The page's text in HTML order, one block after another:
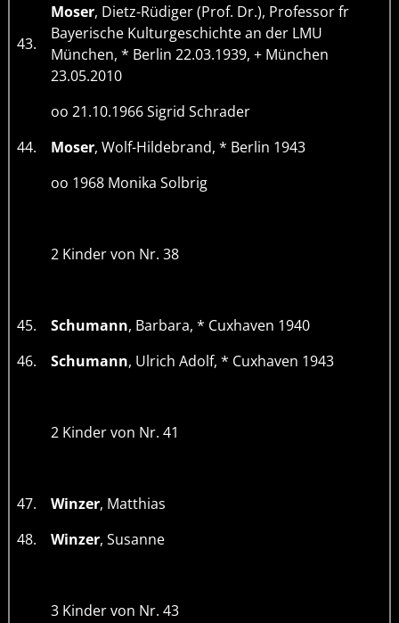
43.
Moser, Dietz-Rüdiger (Prof. Dr.), Professor fr
Bayerische Kulturgeschichte an der LMU
München, * Berlin 22.03.1939, + München
23.05.2010
oo 21.10.1966 Sigrid Schrader
44.
Moser, Wolf-Hildebrand, * Berlin 1943
oo 1968 Monika Solbrig
2 Kinder von Nr. 38
45. Schumann, Barbara, * Cuxhaven 1940
46.
Schumann, Ulrich Adolf, * Cuxhaven 1943
2 Kinder von Nr. 41
47. Winzer, Matthias
48.
Winzer, Susanne
3 Kinder von Nr. 43